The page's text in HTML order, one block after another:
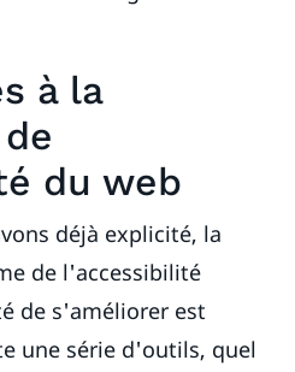
à la
du web
déjà explicité, la
de l'accessibilité
de s'améliorer est
une série d'outils, quel